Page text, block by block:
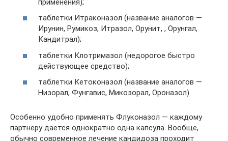
применения);
таблетки Итраконазол (название аналогов —
Ирунин, Румикоз, Итразол, Орунит, , Орунгал,
Кандитрал);
таблетки Клотримазол (недорогое быстро
действующее средство);
таблетки Кетоконазол (название аналогов —
Низорал, Фунгавис, Микозорал, Ороназол).
Особенно удобно применять Флуконазол — каждому
партнеру дается однократно одна капсула. Вообще,
обычно современное лечение кандидоза проходит